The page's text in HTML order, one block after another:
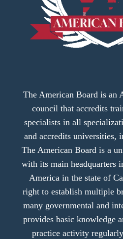
The American Board is an
council that accredits
specialists in all
and accredits universities,
The American Board is a
with its main headquarters
America in the state of
right to establish multiple
many governmental and
provides basic knowledge
practice activity